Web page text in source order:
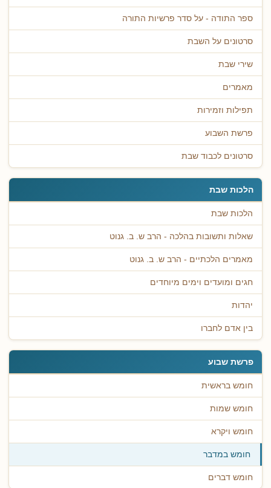
ספר התודה - על סדר פרשיות התורה
סרטונים על השבת
שירי שבת
מאמרים
תפילות וזמירות
פרשת השבוע
סרטונים לכבוד שבת
הלכות שבת
הלכות שבת
שאלות ותשובות בהלכה - הרב ש. ב. גנוט
מאמרים הלכתיים - הרב ש. ב. גנוט
חגים ומועדים וימים מיוחדים
יהדות
בין אדם לחברו
פרשת שבוע
חומש בראשית
חומש שמות
חומש ויקרא
חומש במדבר
חומש דברים